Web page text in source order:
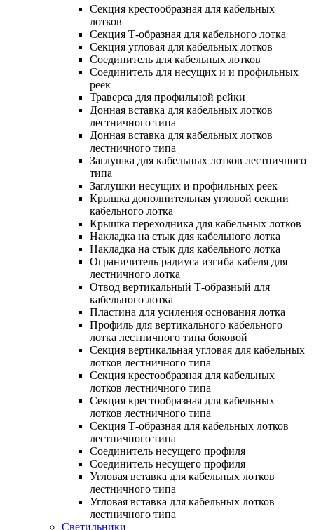
Секция крестообразная для кабельных
лотков
Секция Т-образная для кабельного лотка
Секция угловая для кабельных лотков
Соединитель для кабельных лотков
Соединитель для несущих и и профильных
реек
Траверса для профильной рейки
Донная вставка для кабельных лотков
лестничного типа
Донная вставка для кабельных лотков
лестничного типа
Заглушка для кабельных лотков лестничного
типа
Заглушки несущих и профильных реек
Крышка дополнительная угловой секции
кабельного лотка
Крышка переходника для кабельных лотков
Накладка на стык для кабельного лотка
Накладка на стык для кабельного лотка
Ограничитель радиуса изгиба кабеля для
лестничного лотка
Отвод вертикальный Т-образный для
кабельного лотка
Пластина для усиления основания лотка
Профиль для вертикального кабельного
лотка лестничного типа боковой
Секция вертикальная угловая для кабельных
лотков лестничного типа
Секция крестообразная для кабельных
лотков лестничного типа
Секция крестообразная для кабельных
лотков лестничного типа
Секция Т-образная для кабельных лотков
лестничного типа
Соединитель несущего профиля
Соединитель несущего профиля
Угловая вставка для кабельных лотков
лестничного типа
Угловая вставка для кабельных лотков
лестничного типа
Светильники